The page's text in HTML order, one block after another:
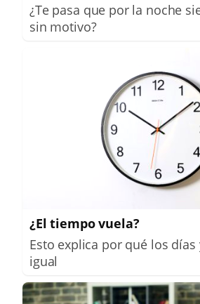
¿Te pasa que por la noche
sin motivo?
¿El tiempo vuela?
Esto explica por qué los
igual